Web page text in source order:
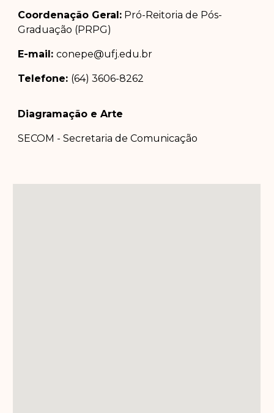
Coordenação Geral: Pró-Reitoria de Pós-
Graduação (PRPG)
E-mail:conepe@ufj.edu.br
Telefone: (64) 3606-8262
Diagramação e Arte
SECOM - Secretaria de Comunicação